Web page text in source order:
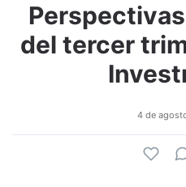
del tercer
4 de